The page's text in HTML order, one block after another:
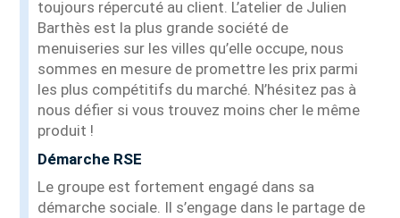
toujours répercuté au client. L’atelier de Julien
Barthès est la plus grande société de
menuiseries sur les villes qu’elle occupe, nous
sommes en mesure de promettre les prix parmi
les plus compétitifs du marché. N’hésitez pas à
nous défier si vous trouvez moins cher le même
produit !
Démarche RSE
Le groupe est fortement engagé dans sa
démarche sociale. Il s’engage dans le partage de